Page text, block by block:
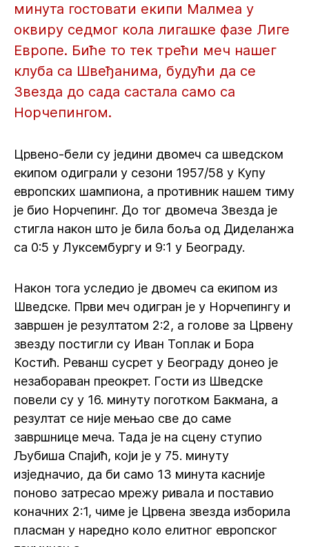
минута гостовати екипи Малмеа у
оквиру седмог кола лигашке фазе Лиге
Европе. Биће то тек трећи меч нашег
клуба са Швеђанима, будући да се
Звезда до сада састала само са
Норчепингом.
Црвено-бели су једини двомеч са шведском
екипом одиграли у сезони 1957/58 у Купу
европских шампиона, а противник нашем тиму
је био Норчепинг. До тог двомеча Звезда је
стигла након што је била боља од Диделанжа
са 0:5 у Луксембургу и 9:1 у Београду.
Након тога уследио је двомеч са екипом из
Шведске. Први меч одигран је у Норчепингу и
завршен је резултатом 2:2, а голове за Црвену
звезду постигли су Иван Топлак и Бора
Костић. Реванш сусрет у Београду донео је
незабораван преокрет. Гости из Шведске
повели су у 16. минуту поготком Бакмана, а
резултат се није мењао све до саме
завршнице меча. Тада је на сцену ступио
Љубиша Спајић, који је у 75. минуту
изједначио, да би само 13 минута касније
поново затресао мрежу ривала и поставио
коначних 2:1, чиме је Црвена звезда изборила
пласман у наредно коло елитног европског